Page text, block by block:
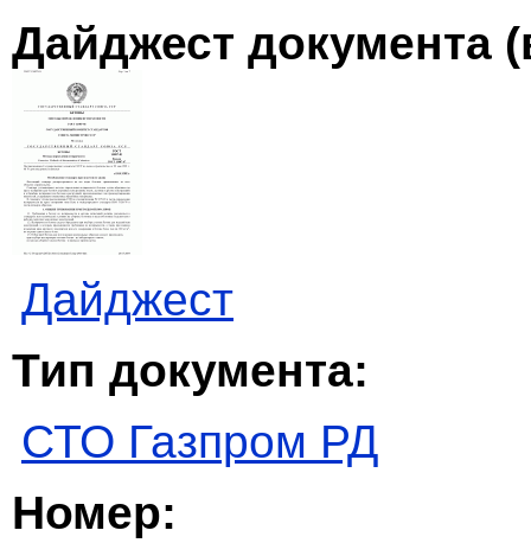
Дайджест документа
Дайджест
Тип документа:
СТО Газпром РД
Номер: